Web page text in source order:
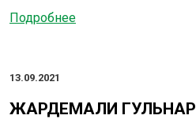
Подробнее
13.09.2021
ЖАРДЕМАЛИ ГУЛЬНАР